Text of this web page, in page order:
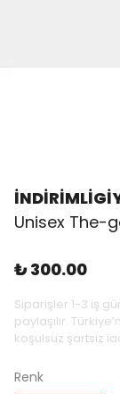
Unisex The-
₺ 300.00
Siparişler 1-3 iş
paylaşılır.
koşulsuz şartsız
Renk